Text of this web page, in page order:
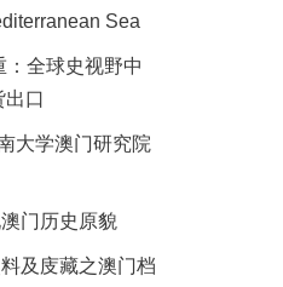
Sea
：全球史视野中
口
大学澳门研究院
门历史原貌
及庋藏之澳门档